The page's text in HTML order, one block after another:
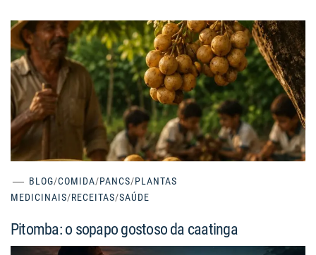
BLOG/COMIDA/PANCS/PLANTAS
MEDICINAIS/RECEITAS/SAÚDE
Pitomba: o sopapo gostoso da caatinga